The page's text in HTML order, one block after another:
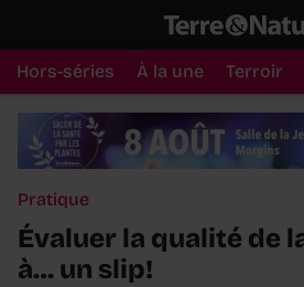
Hors-séries À la une Terroir
Pratique
Évaluer la qualité de
à… un slip!